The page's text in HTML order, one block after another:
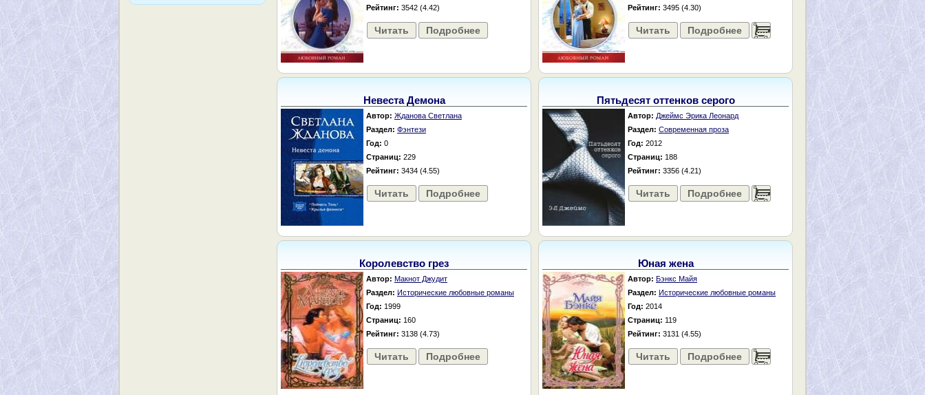
Рейтинг: 3542 (4.42)
Читать Подробнее
Рейтинг: 3495 (4.30)
Читать Подробнее ......
Невеста Демона
Автор: Жданова Светлана
Раздел: Фэнтези
Год: 0
Страниц: 229
Рейтинг: 3434 (4.55)
Читать Подробнее
Пятьдесят оттенков серого
Автор: Джеймс Эрика Леонард
Раздел: Современная проза
Год: 2012
Страниц: 188
Рейтинг: 3356 (4.21)
Читать Подробнее ......
Королевство грез
Автор: Макнот Джудит
Раздел: Исторические любовные романы
Год: 1999
Страниц: 160
Рейтинг: 3138 (4.73)
Читать Подробнее
Юная жена
Автор: Бэнкс Майя
Раздел: Исторические любовные романы
Год: 2014
Страниц: 119
Рейтинг: 3131 (4.55)
Читать Подробнее ......